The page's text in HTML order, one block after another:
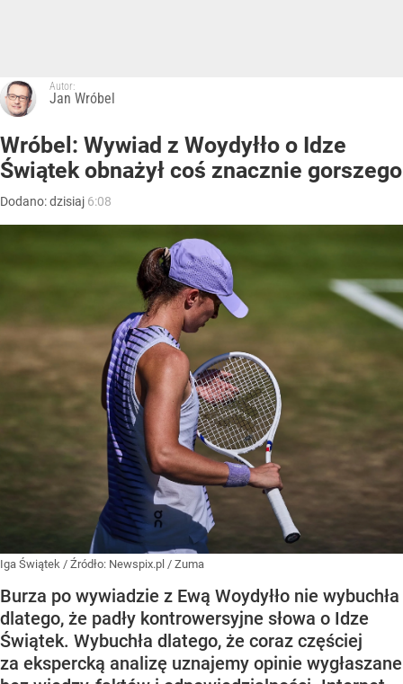
Autor:
Jan Wróbel
Wróbel: Wywiad z Woydyłło o Idze
Świątek obnażył coś znacznie gorszego
Dodano:dzisiaj 6:08
Iga Świątek / Źródło: Newspix.pl / Zuma
Burza po wywiadzie z Ewą Woydyłło nie wybuchła
dlatego, że padły kontrowersyjne słowa o Idze
Świątek. Wybuchła dlatego, że coraz częściej
za ekspercką analizę uznajemy opinie wygłaszane